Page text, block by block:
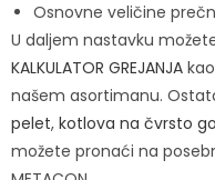
Osnovne veličine
U daljem nastavku
KALKULATOR GREJANJA
našem asortimanu.
pelet, kotlova na čvrsto
možete pronaći na